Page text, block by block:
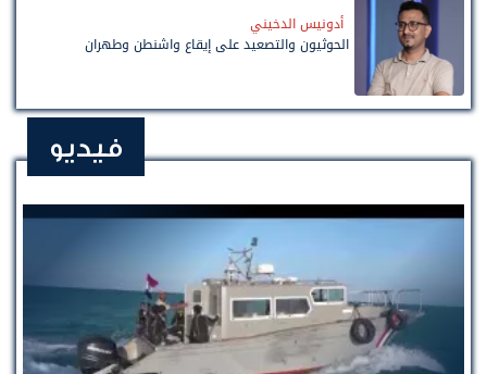
أدونيس الدخيني
الحوثيون والتصعيد على إيقاع واشنطن وطهران
فيديو